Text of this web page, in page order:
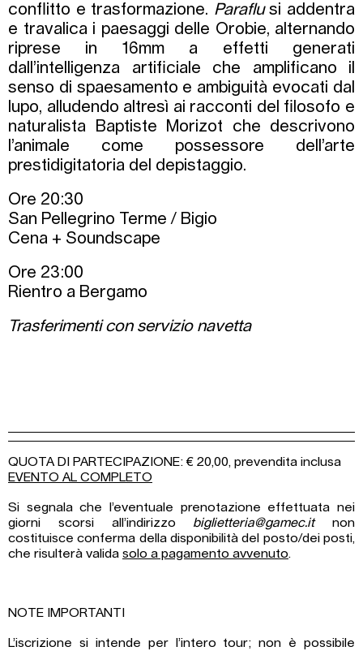
conflitto e trasformazione. Paraflusi addentra
e travalica i paesaggi delle Orobie, alternando
riprese in 16mm a effetti generati
dall’intelligenza artificiale che amplificano il
senso di spaesamento e ambiguità evocati dal
lupo, alludendo altresì ai racconti del filosofo e
naturalista Baptiste Morizot che descrivono
l’animale come possessore dell’arte
prestidigitatoria del depistaggio.
Ore 20:30
San Pellegrino Terme / Bigio
Cena + Soundscape
Ore 23:00
Rientro a Bergamo
Trasferimenti con servizio navetta
QUOTA DI PARTECIPAZIONE: € 20,00, prevendita inclusa
EVENTO AL COMPLETO
Si segnala che l’eventuale prenotazione effettuata nei
giorni scorsi all’indirizzo biglietteria@gamec.itnon
costituisce conferma della disponibilità del posto/dei posti,
che risulterà valida solo a pagamento avvenuto.
NOTE IMPORTANTI
L’iscrizione si intende per l’intero tour; non è possibile